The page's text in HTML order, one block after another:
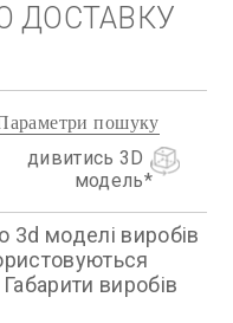
ДОСТАВКУ
дивитись 3D
модель
пошуку
3d моделі виробів
виробів